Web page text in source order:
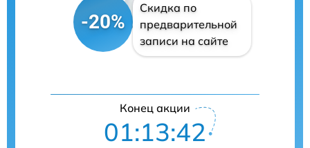
-20%
Скидка по
предварительной
записи на сайте
Конец акции
01:13:41